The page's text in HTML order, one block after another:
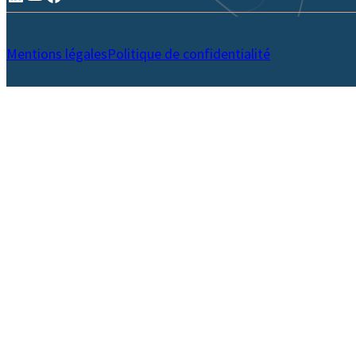
Mentions légalesPolitique de confidentialité